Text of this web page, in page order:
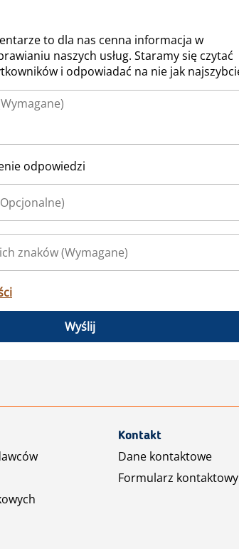
to dla nas cenna informacja w
naszych usług. Staramy się czytać
i odpowiadać na nie jak
odpowiedzi
Wyślij
Kontakt
Dane kontaktowe
Formularz kontaktowy